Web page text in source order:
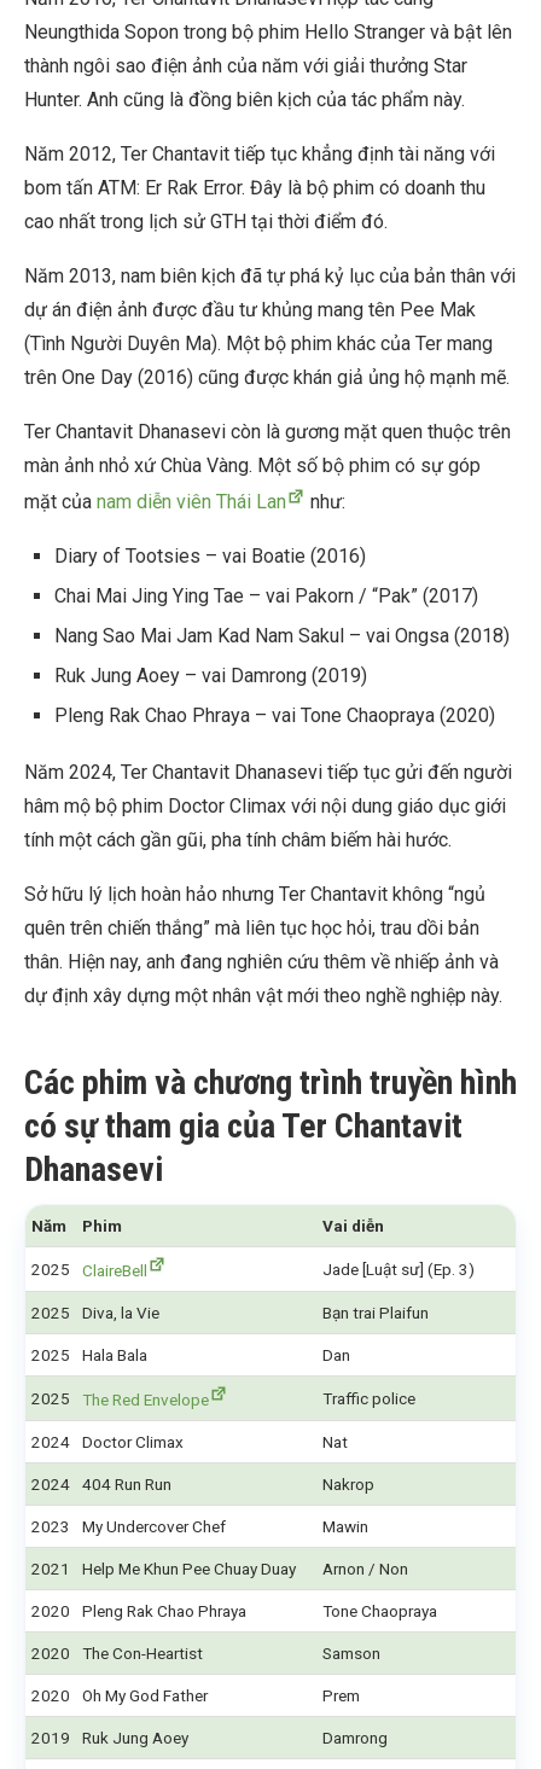
Neungthida Sopon trong bộ phim Hello Stranger và bật lên
thành ngôi sao điện ảnh của năm với giải thưởng Star
Hunter. Anh cũng là đồng biên kịch của tác phẩm này.
Năm 2012, Ter Chantavit tiếp tục khẳng định tài năng với
bom tấn ATM: Er Rak Error. Đây là bộ phim có doanh thu
cao nhất trong lịch sử GTH tại thời điểm đó.
Năm 2013, nam biên kịch đã tự phá kỷ lục của bản thân với
dự án điện ảnh được đầu tư khủng mang tên Pee Mak
(Tình Người Duyên Ma). Một bộ phim khác của Ter mang
trên One Day (2016) cũng được khán giả ủng hộ mạnh mẽ.
Ter Chantavit Dhanasevi còn là gương mặt quen thuộc trên
màn ảnh nhỏ xứ Chùa Vàng. Một số bộ phim có sự góp
mặt của nam diễn viên Thái Lan như:
Diary of Tootsies – vai Boatie (2016)
Chai Mai Jing Ying Tae – vai Pakorn / “Pak” (2017)
Nang Sao Mai Jam Kad Nam Sakul – vai Ongsa (2018)
Ruk Jung Aoey – vai Damrong (2019)
Pleng Rak Chao Phraya – vai Tone Chaopraya (2020)
Năm 2024, Ter Chantavit Dhanasevi tiếp tục gửi đến người
hâm mộ bộ phim Doctor Climax với nội dung giáo dục giới
tính một cách gần gũi, pha tính châm biếm hài hước.
Sở hữu lý lịch hoàn hảo nhưng Ter Chantavit không “ngủ
quên trên chiến thắng” mà liên tục học hỏi, trau dồi bản
thân. Hiện nay, anh đang nghiên cứu thêm về nhiếp ảnh và
dự định xây dựng một nhân vật mới theo nghề nghiệp này.
Các phim và chương trình truyền hình
có sự tham gia của Ter Chantavit
Dhanasevi
Năm Phim Vai diễn
2025 ClaireBell Jade [Luật sư] (Ep. 3)
2025 Diva, la Vie Bạn trai Plaifun
2025 Hala Bala Dan
2025 The Red Envelope Traffic police
2024 Doctor Climax Nat
2024 404 Run Run Nakrop
2023 My Undercover Chef Mawin
2021 Help Me Khun Pee Chuay Duay Arnon / Non
2020 Pleng Rak Chao Phraya Tone Chaopraya
2020 The Con-Heartist Samson
2020 Oh My God Father Prem
2019 Ruk Jung Aoey Damrong